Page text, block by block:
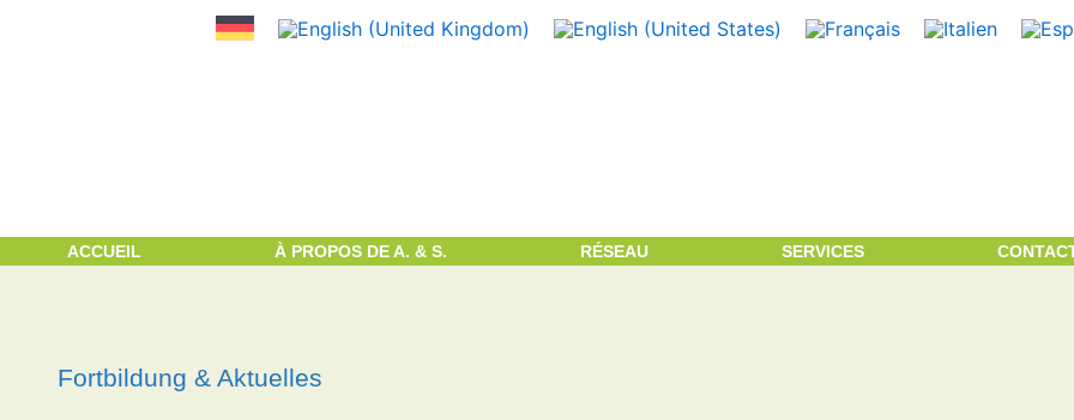
ACCUEIL À PROPOS DE A. & S. RÉSEAU SERVICES
Fortbildung & Aktuelles